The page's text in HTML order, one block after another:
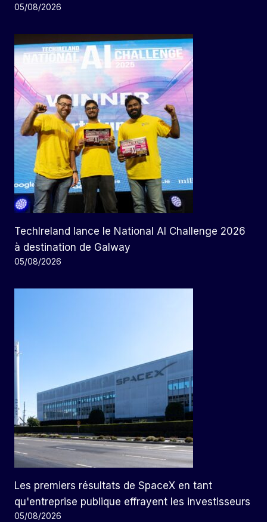
05/08/2026
TechIreland lance le National AI Challenge 2026
à destination de Galway
05/08/2026
Les premiers résultats de SpaceX en tant
qu'entreprise publique effrayent les investisseurs
05/08/2026